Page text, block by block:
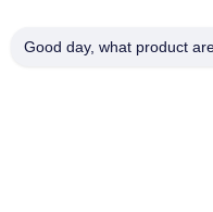
Good day, what product